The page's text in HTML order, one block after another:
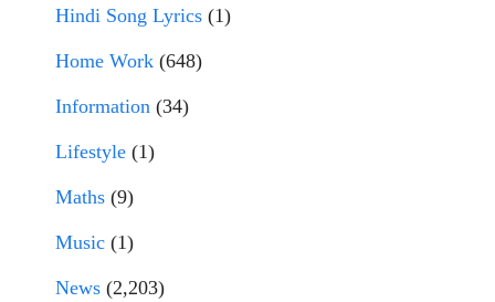
Hindi Song Lyrics (1)
Home Work (648)
Information (34)
Lifestyle (1)
Maths (9)
Music (1)
News (2,203)